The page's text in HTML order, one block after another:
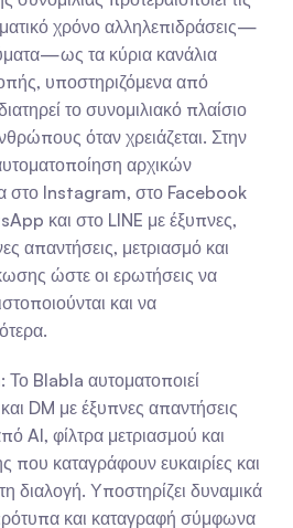
χρόνο αλληλεπιδράσεις—
τα κύρια κανάλια
υποστηριζόμενα από
το συνομιλιακό πλαίσιο
όταν χρειάζεται. Στην
αρχικών
στο Instagram, στο Facebook
και στο LINE με έξυπνες,
απαντήσεις, μετριασμό και
ώστε οι ερωτήσεις να
και να
: Το Blabla αυτοματοποιεί
DM με έξυπνες απαντήσεις
AI, φίλτρα μετριασμού και
που καταγράφουν ευκαιρίες και
διαλογή. Υποστηρίζει δυναμικά
και καταγραφή σύμφωνα